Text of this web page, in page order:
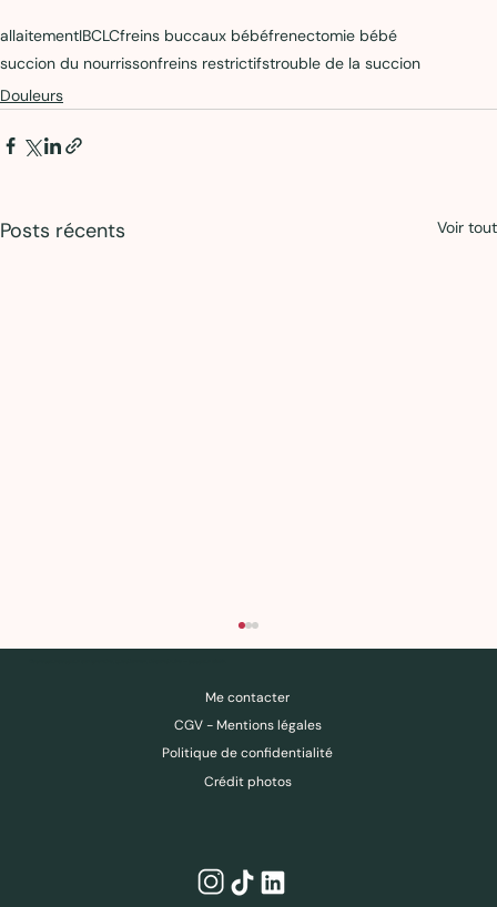
allaitementIBCLCfreins buccaux bébéfrenectomie bébé
succion du nourrissonfreins restrictifstrouble de la succion
Douleurs
Posts récents Voir tout
Et si ce n’était pas un « défaut de
Me contacter
CGV - Mentions légales
Politique de confidentialité
Crédit photos